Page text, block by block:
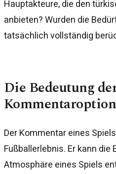
Hauptakteure, die den
anbieten? Wurden die
tatsächlich vollständig
Die Bedeutung
Kommentaroption
Der Kommentar eines
Fußballerlebnis. Er kann die
Atmosphäre eines Spiels